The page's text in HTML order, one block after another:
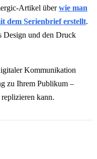
Artikel überwie man
dem Serienbrief erstellt.
Design und den Druck
Kommunikation
zu Ihrem Publikum –
kann.